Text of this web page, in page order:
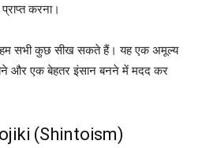
करना।
सभी कुछ सीख सकते हैं। यह एक अमूल्य
और एक बेहतर इंसान बनने में मदद कर
(Shintoism)